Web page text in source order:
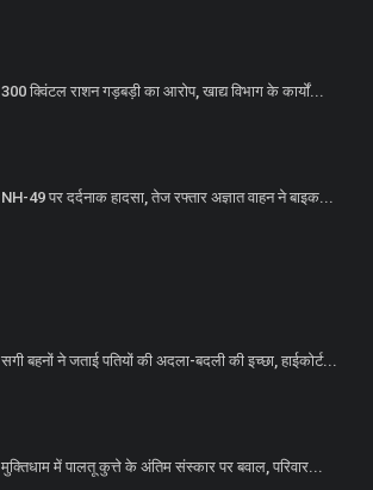
300 क्विंटल राशन गड़बड़ी का आरोप, खाद्य विभाग के कार्यों...
NH-49 पर दर्दनाक हादसा, तेज रफ्तार अज्ञात वाहन ने बाइक...
सगी बहनों ने जताई पतियों की अदला-बदली की इच्छा, हाईकोर्ट...
मुक्तिधाम में पालतू कुत्ते के अंतिम संस्कार पर बवाल, परिवार...